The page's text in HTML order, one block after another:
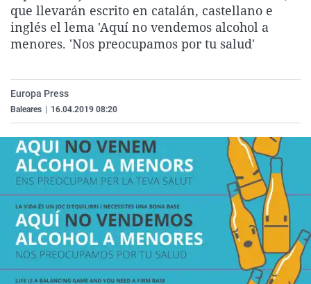
La rosa de los vientos
Gente viajera
Caso
Retornados
Operación Viuda
Extremadura
Galicia
Navarra
Virales
Televisión
que llevarán escrito en catalán, castellano e
inglés el lema 'Aquí no vendemos alcohol a
menores. 'Nos preocupamos por tu salud'
Europa Press
Baleares 16.04.2019 08:20